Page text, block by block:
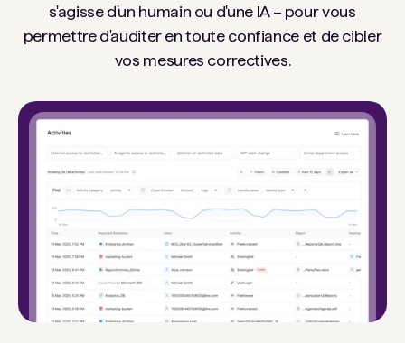
s'agisse d'un humain ou d'une IA – pour vous
permettre d'auditer en toute confiance et de cibler
vos mesures correctives.